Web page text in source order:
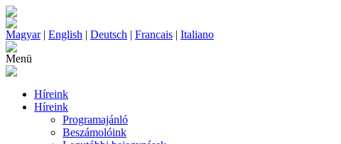
Magyar| English | Deutsch | Francais | Italiano
Menü
Híreink
Híreink
Programajánló
Beszámolóink